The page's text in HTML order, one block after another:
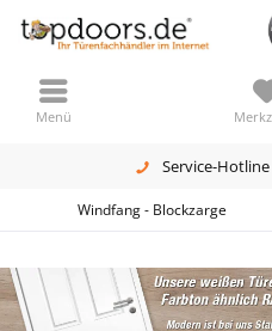
Service-Hotline
Menü
Windfang - Blockzarge